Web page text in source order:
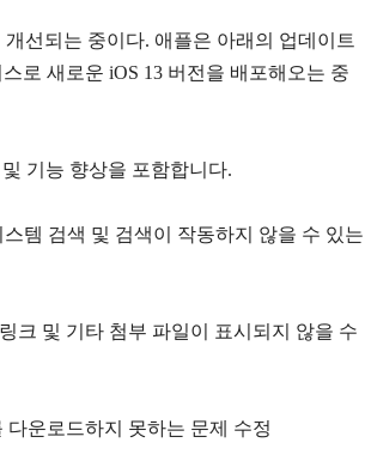
선되는 중이다. 애플은 아래의 업데이트
로 새로운 iOS 13 버전을 배포해오는 중
기능 향상을 포함합니다.
템 검색 및 검색이 작동하지 않을 수 있는
크 및 기타 첨부 파일이 표시되지 않을 수
운로드하지 못하는 문제 수정